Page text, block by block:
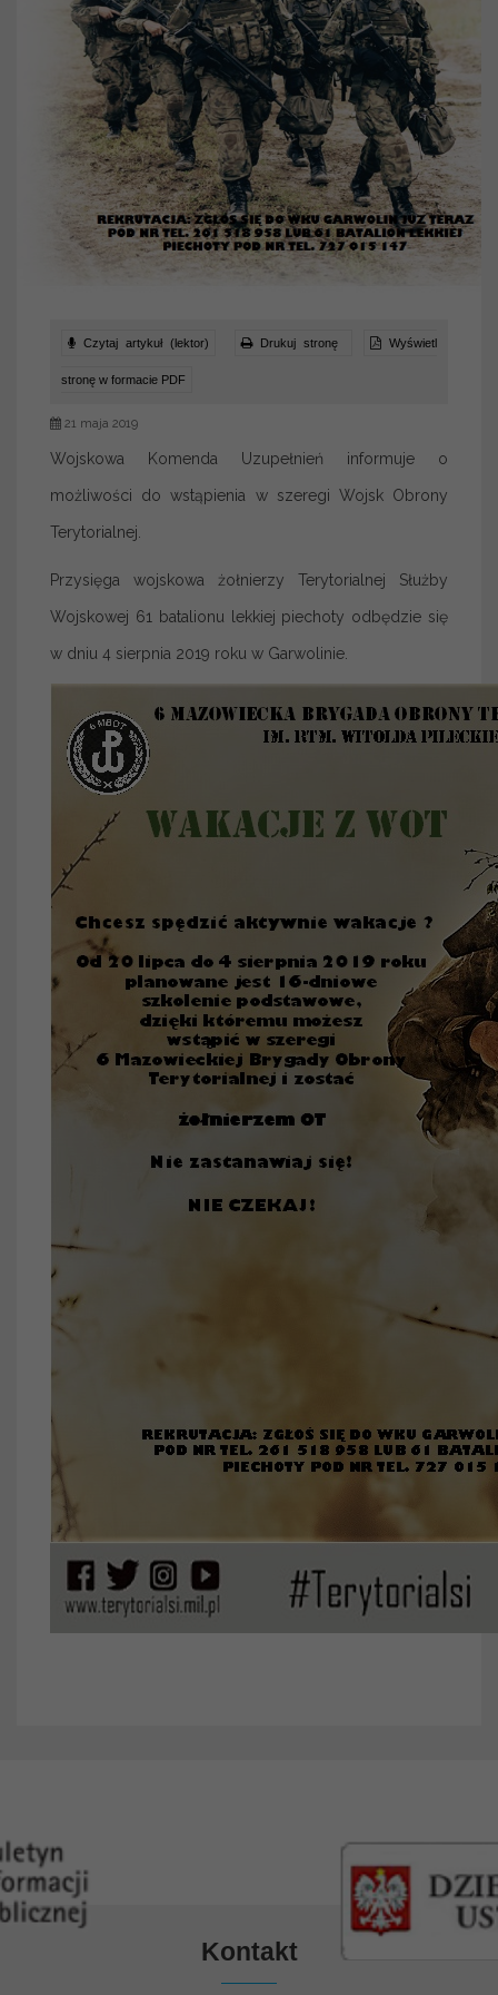
Czytaj artykuł (lektor) Drukuj stronę Wyświetl
stronę w formacie PDF
21 maja 2019
Wojskowa Komenda Uzupełnień informuje o
możliwości do wstąpienia w szeregi Wojsk Obrony
Terytorialnej.
Przysięga wojskowa żołnierzy Terytorialnej Służby
Wojskowej 61 batalionu lekkiej piechoty odbędzie się
w dniu 4 sierpnia 2019 roku w Garwolinie.
Kontakt